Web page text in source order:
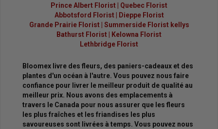
Prince Albert Florist
Quebec Florist
Abbotsford Florist|
Dieppe Florist
Grande Prairie Florist| Summerside Florist kellys
Bathurst Florist
Kelowna Florist
Lethbridge Florist
Bloomex livre des fleurs, des paniers-cadeaux et des
plantes d'un océan à l'autre. Vous pouvez nous faire
confiance pour livrer le meilleur produit de qualité au
meilleur prix. Nous avons des emplacements à
travers le Canada pour nous assurer que les fleurs
les plus fraîches et les friandises les plus
savoureuses sont livrées à temps. Vous pouvez nous